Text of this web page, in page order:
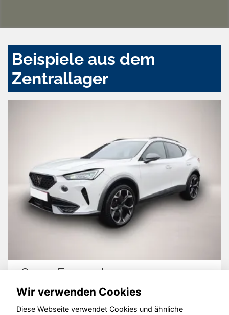
Beispiele aus dem
Zentrallager
Cupra Formentor
Wir verwenden Cookies
Diese Webseite verwendet Cookies und ähnliche